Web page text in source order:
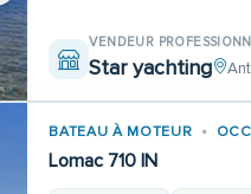
VENDEUR
Star yachting
BATEAU À MOTEUR
Lomac 710 IN